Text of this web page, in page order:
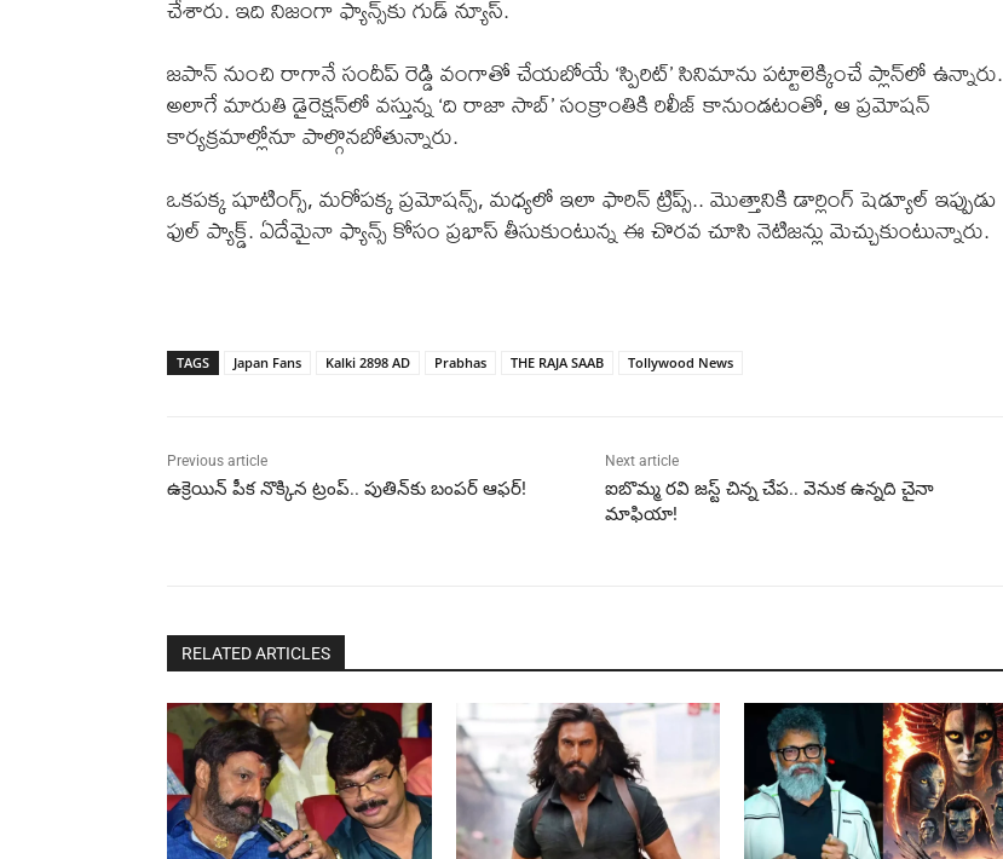
చేశారు. ఇది నిజంగా ఫ్యాన్స్‌కు గుడ్ న్యూస్.
జపాన్ నుంచి రాగానే సందీప్ రెడ్డి వంగాతో చేయబోయే ‘స్పిరిట్’ సినిమాను పట్టాలెక్కించే ప్లాన్‌లో ఉన్నారు.
అలాగే మారుతి డైరెక్షన్‌లో వస్తున్న ‘ది రాజా సాబ్’ సంక్రాంతికి రిలీజ్ కానుండటంతో, ఆ ప్రమోషన్
కార్యక్రమాల్లోనూ పాల్గొనబోతున్నారు.
ఒకపక్క షూటింగ్స్, మరోపక్క ప్రమోషన్స్, మధ్యలో ఇలా ఫారిన్ ట్రిప్స్.. మొత్తానికి డార్లింగ్ షెడ్యూల్ ఇప్పుడు
ఫుల్ ప్యాక్డ్. ఏదేమైనా ఫ్యాన్స్ కోసం ప్రభాస్ తీసుకుంటున్న ఈ చొరవ చూసి నెటిజన్లు మెచ్చుకుంటున్నారు.
TAGS Japan Fans Kalki 2898 AD Prabhas THE RAJA SAAB Tollywood News
Previous article
ఉక్రెయిన్ పీక నొక్కిన ట్రంప్.. పుతిన్‌కు బంపర్ ఆఫర్!
Next article
ఐబొమ్మ రవి జస్ట్ చిన్న చేప.. వెనుక ఉన్నది చైనా
మాఫియా!
RELATED ARTICLES